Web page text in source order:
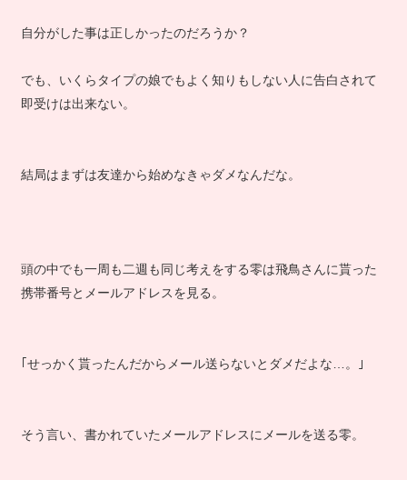
自分がした事は正しかったのだろうか？
でも、いくらタイプの娘でもよく知りもしない人に告白されて
即受けは出来ない。
結局はまずは友達から始めなきゃダメなんだな。
頭の中でも一周も二週も同じ考えをする零は飛鳥さんに貰った
携帯番号とメールアドレスを見る。
｢せっかく貰ったんだからメール送らないとダメだよな…。｣
そう言い、書かれていたメールアドレスにメールを送る零。